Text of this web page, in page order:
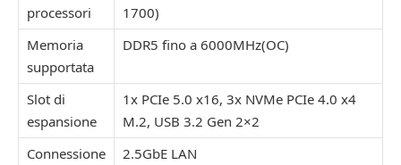
processori
1700)
Memoria
supportata
DDR5 fino a 6000MHz(OC)
Slot di
espansione
1x PCIe 5.0 x16, 3x NVMe PCIe 4.0 x4
M.2, USB 3.2 Gen 2×2
Connessione
2.5GbE LAN